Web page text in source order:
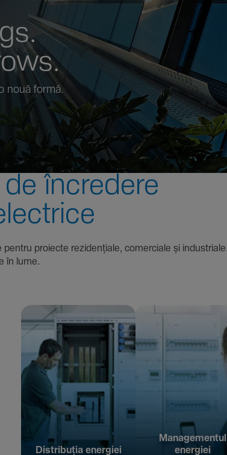
nouă formă.
încre­dere
pentru proiecte rezi­den­țiale, comer­ciale
în lume.
Distribuția energiei
Managementul
energiei